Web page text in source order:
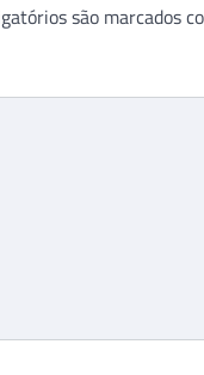
são marcados